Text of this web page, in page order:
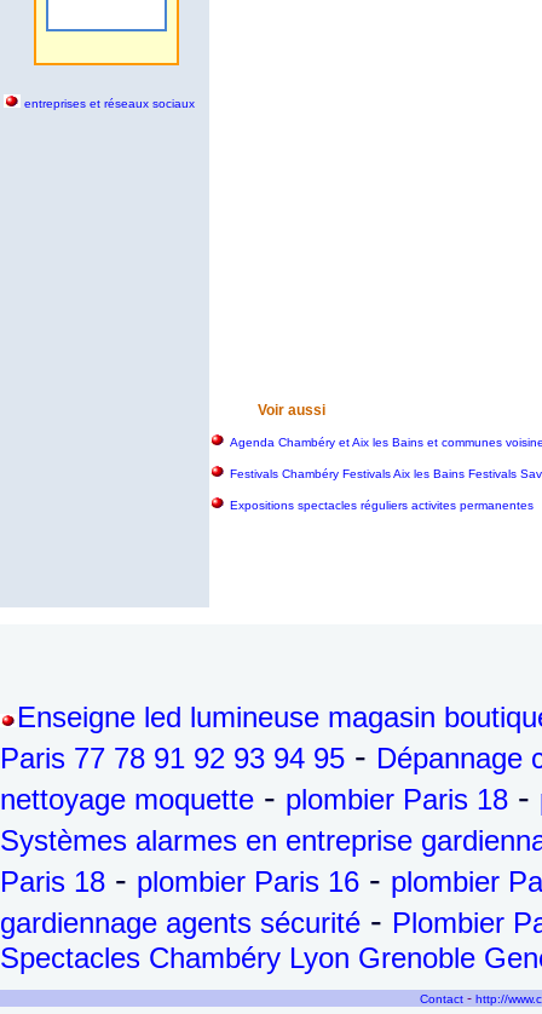
entreprises et réseaux sociaux
Voir aussi
Agenda Chambéry et Aix les Bains et communes
Festivals Chambéry Festivals Aix les Bains Festivals
Expositions spectacles réguliers activites permanentes
Enseigne led lumineuse magasin
Paris 77 78 91 92 93 94 95 - Dépannage
nettoyage moquette - plombier Paris 18 -
Systèmes alarmes en entreprise
Paris 18 - plombier Paris 16 - plombier
gardiennage agents sécurité - Plombier
Spectacles Chambéry Lyon Grenoble
Contact - http://